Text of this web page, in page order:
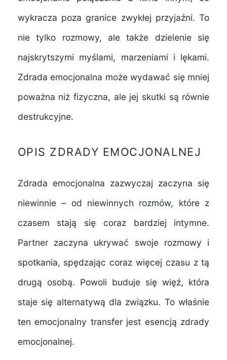
Zdrada emocjonalna a zaufanie
Problemy z samooceną
Długotrwałe konsekwencje
Kroki do odbudowy zaufania
Znaczenie komunikacji
Wsparcie terapeutyczne
Dlaczego zdrada emocjonalna
tak boli?
Skutki zdrady emocjonalnej
Jak radzić sobie ze zdradą
wykracza poza granice zwykłej przyjaźni. To
nie tylko rozmowy, ale także dzielenie się
najskrytszymi myślami, marzeniami i lękami.
Zdrada emocjonalna może wydawać się mniej
poważna niż fizyczna, ale jej skutki są równie
destrukcyjne.
OPIS ZDRADY EMOCJONALNEJ
Zdrada emocjonalna zazwyczaj zaczyna się
niewinnie – od niewinnych rozmów, które z
czasem stają się coraz bardziej intymne.
Partner zaczyna ukrywać swoje rozmowy i
spotkania, spędzając coraz więcej czasu z tą
drugą osobą. Powoli buduje się więź, która
staje się alternatywą dla związku. To właśnie
ten emocjonalny transfer jest esencją zdrady
emocjonalnej.